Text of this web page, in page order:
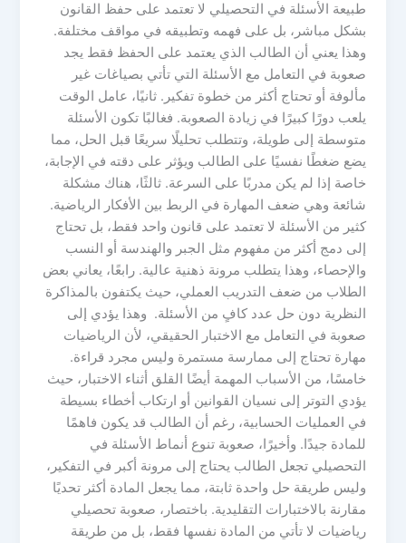
طبيعة الأسئلة في التحصيلي لا تعتمد على حفظ القانون
بشكل مباشر، بل على فهمه وتطبيقه في مواقف مختلفة.
وهذا يعني أن الطالب الذي يعتمد على الحفظ فقط يجد
صعوبة في التعامل مع الأسئلة التي تأتي بصياغات غير
مألوفة أو تحتاج أكثر من خطوة تفكير. ثانيًا، عامل الوقت
يلعب دورًا كبيرًا في زيادة الصعوبة. فغالبًا تكون الأسئلة
متوسطة إلى طويلة، وتتطلب تحليلًا سريعًا قبل الحل، مما
يضع ضغطًا نفسيًا على الطالب ويؤثر على دقته في الإجابة،
خاصة إذا لم يكن مدربًا على السرعة. ثالثًا، هناك مشكلة
شائعة وهي ضعف المهارة في الربط بين الأفكار الرياضية.
كثير من الأسئلة لا تعتمد على قانون واحد فقط، بل تحتاج
إلى دمج أكثر من مفهوم مثل الجبر والهندسة أو النسب
والإحصاء، وهذا يتطلب مرونة ذهنية عالية. رابعًا، يعاني بعض
الطلاب من ضعف التدريب العملي، حيث يكتفون بالمذاكرة
النظرية دون حل عدد كافٍ من الأسئلة. وهذا يؤدي إلى
صعوبة في التعامل مع الاختبار الحقيقي، لأن الرياضيات
مهارة تحتاج إلى ممارسة مستمرة وليس مجرد قراءة.
خامسًا، من الأسباب المهمة أيضًا القلق أثناء الاختبار، حيث
يؤدي التوتر إلى نسيان القوانين أو ارتكاب أخطاء بسيطة
في العمليات الحسابية، رغم أن الطالب قد يكون فاهمًا
للمادة جيدًا. وأخيرًا، صعوبة تنوع أنماط الأسئلة في
التحصيلي تجعل الطالب يحتاج إلى مرونة أكبر في التفكير،
وليس طريقة حل واحدة ثابتة، مما يجعل المادة أكثر تحديًا
مقارنة بالاختبارات التقليدية. باختصار، صعوبة تحصيلي
رياضيات لا تأتي من المادة نفسها فقط، بل من طريقة